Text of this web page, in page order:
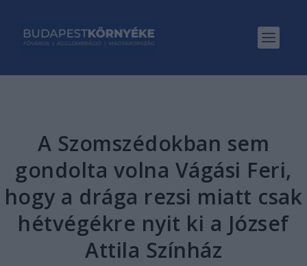
A Szomszédokban sem
gondolta volna Vágási Feri,
hogy a drága rezsi miatt csak
hétvégékre nyit ki a József
Attila Színház